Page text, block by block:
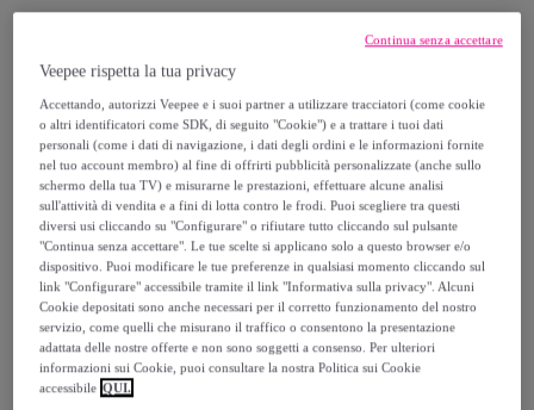
Braccialetto intelligente T118 con
misurazione della temperatura corporea,
dell'O2 nel sangue e della tensione
Modello: Unica
39,99 €
149,00 €
-73%
Venduto daEMPRENDIMIENTOS URBANOS
Veepee rispetta la tua privacy
Accettando, autorizzi Veepee e i suoi partner a utilizzare tracciatori (come cookie
o altri identificatori come SDK, di seguito "Cookie") e a trattare i tuoi dati
personali (come i dati di navigazione, i dati degli ordini e le informazioni fornite
nel tuo account membro) al fine di offrirti pubblicità personalizzate (anche sullo
schermo della tua TV) e misurarne le prestazioni, effettuare alcune analisi
sull'attività di vendita e a fini di lotta contro le frodi. Puoi scegliere tra questi
diversi usi cliccando su "Configurare" o rifiutare tutto cliccando sul pulsante
"Continua senza accettare". Le tue scelte si applicano solo a questo browser e/o
dispositivo. Puoi modificare le tue preferenze in qualsiasi momento cliccando sul
link "Configurare" accessibile tramite il link "Informativa sulla privacy". Alcuni
Cookie depositati sono anche necessari per il corretto funzionamento del nostro
servizio, come quelli che misurano il traffico o consentono la presentazione
adattata delle nostre offerte e non sono soggetti a consenso. Per ulteriori
informazioni sui Cookie, puoi consultare la nostra Politica sui Cookie
accessibile QUI.
Continua senza accettare